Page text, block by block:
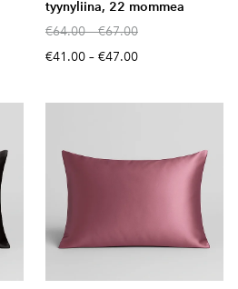
tyynyliina, 22 mommea
€64.00–€67.00
€41.00 – €47.00